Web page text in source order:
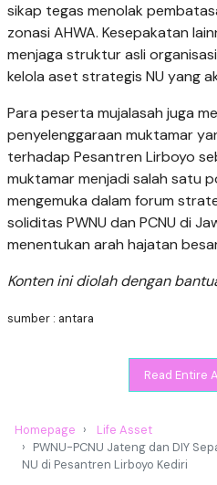
sikap tegas menolak
zonasi AHWA. Kesepakatan
menjaga struktur asli
kelola aset strategis NU yang
Para peserta mujalasah juga
penyelenggaraan muktamar
terhadap Pesantren Lirboyo
muktamar menjadi salah satu
mengemuka dalam forum
soliditas PWNU dan PCNU di
menentukan arah hajatan
Konten ini diolah dengan
sumber : antara
Read Entire
Homepage
Life Asset
PWNU-PCNU Jateng dan DIY
NU di Pesantren Lirboyo Kediri